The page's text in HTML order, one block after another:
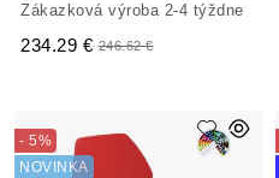
Zákazková výroba 2-4 týždne
234.29 € 246.62 €
- 5%
NOVINKA